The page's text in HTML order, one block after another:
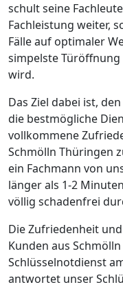
schult seine
Fachleistung weiter,
Fälle auf optimaler
simpelste
wird.
Das Ziel dabei ist,
die bestmögliche
vollkommene
Schmölln Thüringen
ein Fachmann von
länger als 1-2
völlig schadenfrei
Die Zufriedenheit
Kunden aus
Schlüsselnotdienst
antwortet unser